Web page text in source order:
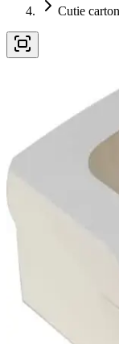
Cutie